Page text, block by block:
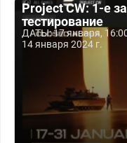
Project CW: 1-е
тестирование
ДАТЫ: 17 января,
14 января 2024 г.